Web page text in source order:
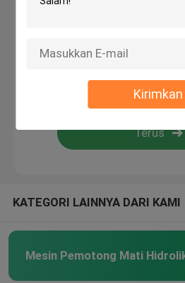
Kirimkan
Mesin Pembuat Sarung Tangan
KATEGORI LAINNYA DARI KAMI
Mesin Pemotong Mati